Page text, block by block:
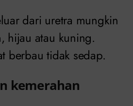
dari uretra mungkin
hijau atau kuning.
berbau tidak sedap.
kemerahan